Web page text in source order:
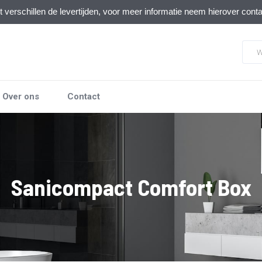
verschillen de levertijden, voor meer informatie neem hierover
Over ons Contact
Sanicompact Comfort Box